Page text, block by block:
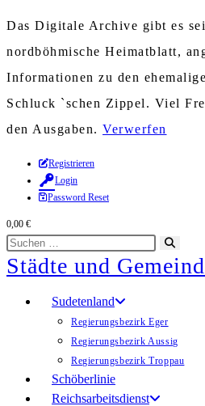
Das Digitale Archive gibt es
nordböhmische Heimatblatt,
Informationen zu den
Schluck `schen Zippel. Viel
den Ausgaben. Verwerfen
Zum
Inhalt
springen
Registrieren
Login
Password Reset
0,00 €
Diese
Website
durchsuchen
starten
Städte und
Sudetenland
Regierungsbezirk Eger
Regierungsbezirk Aussig
Regierungsbezirk Troppau
Schöberlinie
Reichsarbeitsdienst